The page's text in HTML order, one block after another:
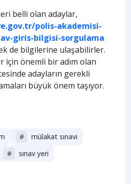
belli olan adaylar,
polis-akademisi-
giris-bilgisi-sorgulama
de bilgilerine ulaşabilirler.
için önemli bir adım olan
adayların gerekli
büyük önem taşıyor.
#
mülakat sınavı
# sınav yeri